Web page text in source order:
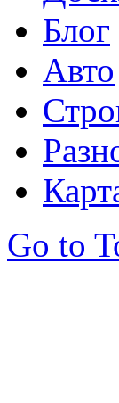
Блог
Авто
Go to